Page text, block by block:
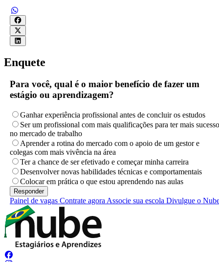
Enquete
Para você, qual é o maior benefício de fazer um
estágio ou aprendizagem?
Ganhar experiência profissional antes de concluir os estudos
Ser um profissional com mais qualificações para ter mais sucesso
no mercado de trabalho
Aprender a rotina do mercado com o apoio de um gestor e
colegas com mais vivência na área
Ter a chance de ser efetivado e começar minha carreira
Desenvolver novas habilidades técnicas e comportamentais
Colocar em prática o que estou aprendendo nas aulas
Painel de vagas Contrate agora Associe sua escola Divulgue o